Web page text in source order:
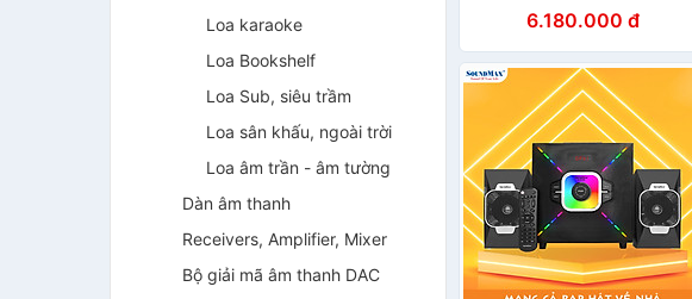
Loa karaoke
Loa Bookshelf
Loa Sub, siêu trầm
Loa sân khấu, ngoài trời
Loa âm trần - âm tường
Dàn âm thanh
Receivers, Amplifier, Mixer
Bộ giải mã âm thanh DAC
Tặng kèm 2 micro chuyển
đổi tần số | Loa bluetooth
karaoke di động | Loa nghe
nhạc | Loa du lịch - Hàng
Chính Hãng
6.180.000 đ